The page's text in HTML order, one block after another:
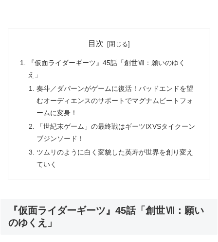
目次
『仮面ライダーギーツ』45話「創世Ⅶ：願いのゆく
え」
奏斗／ダパーンがゲームに復活！バッドエンドを望
むオーディエンスのサポートでマグナムビートフォ
ームに変身！
「世紀末ゲーム」の最終戦はギーツⅨVSタイクーン
ブジンソード！
ツムリのように白く変貌した英寿が世界を創り変え
ていく
『仮面ライダーギーツ』45話「創世Ⅶ：願い
のゆくえ」